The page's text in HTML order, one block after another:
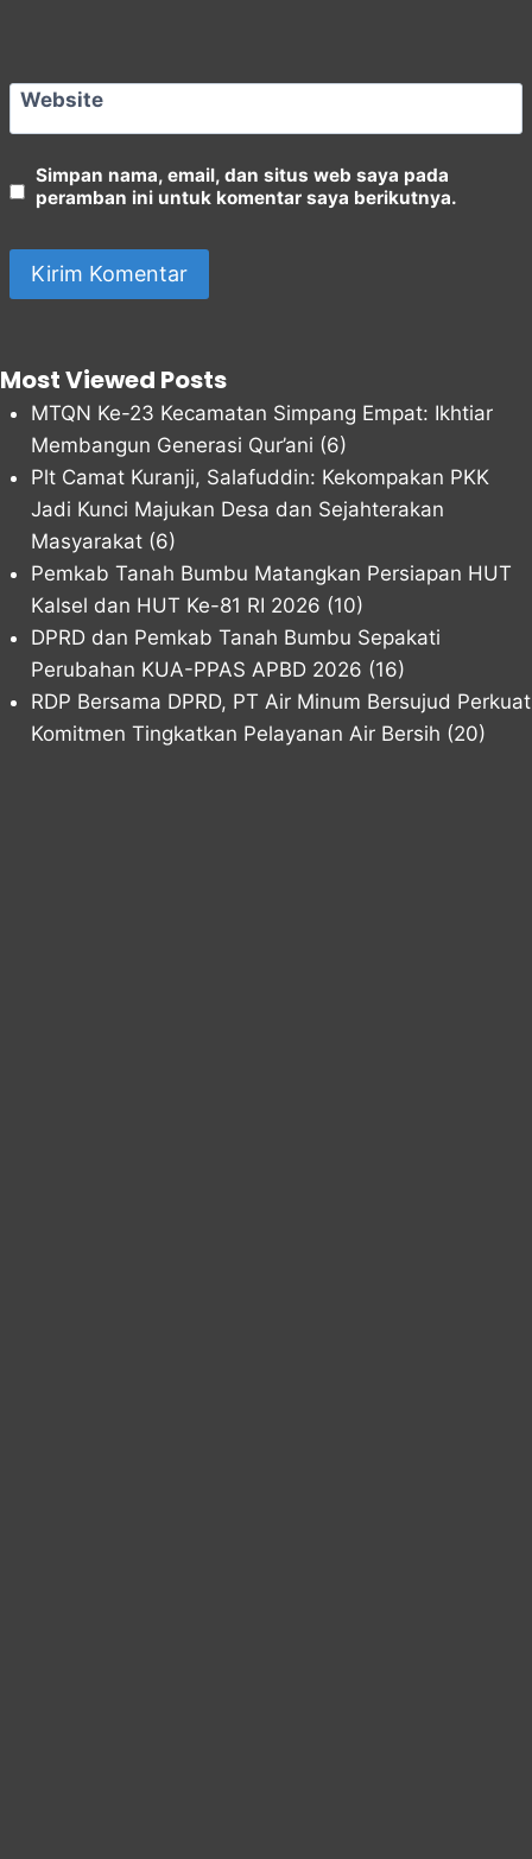
Website
Simpan nama, email, dan situs web saya pada
peramban ini untuk komentar saya berikutnya.
Most Viewed Posts
MTQN Ke-23 Kecamatan Simpang Empat: Ikhtiar
Membangun Generasi Qur’ani (6)
Plt Camat Kuranji, Salafuddin: Kekompakan PKK
Jadi Kunci Majukan Desa dan Sejahterakan
Masyarakat (6)
Pemkab Tanah Bumbu Matangkan Persiapan HUT
Kalsel dan HUT Ke-81 RI 2026 (10)
DPRD dan Pemkab Tanah Bumbu Sepakati
Perubahan KUA-PPAS APBD 2026 (16)
RDP Bersama DPRD, PT Air Minum Bersujud Perkuat
Komitmen Tingkatkan Pelayanan Air Bersih (20)